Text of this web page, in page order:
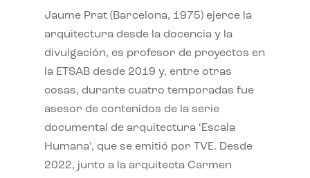
Jaume Prat (Barcelona, 1975) ejerce la
arquitectura desde la docencia y la
divulgación, es profesor de proyectos en
la ETSAB desde 2019 y, entre otras
cosas, durante cuatro temporadas fue
asesor de contenidos de la serie
documental de arquitectura ‘Escala
Humana’, que se emitió por TVE. Desde
2022, junto a la arquitecta Carmen